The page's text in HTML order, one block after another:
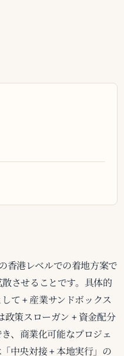
香港レベルでの着地方案で
させることです。具体的
て + 産業サンドボックス
策スローガン + 資金配分
、商業化可能なプロジェ
中央対接 + 本地実行」の